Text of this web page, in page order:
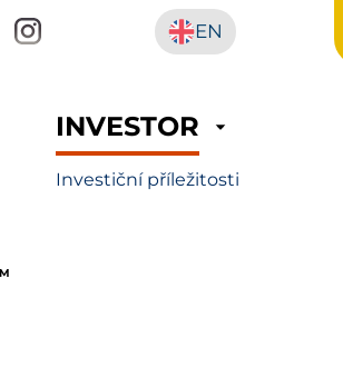
EN
INVESTOR
Investiční příležitosti